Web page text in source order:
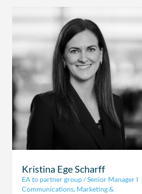
Kristina Ege Scharff
EA to partner group / Senior Manager I
Communications, Marketing &